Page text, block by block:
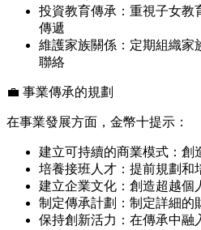
投資教育傳承：重視子女教
傳遞
維護家族關係：定期組織家
聯絡
💼 事業傳承的規劃
在事業發展方面，金幣十提示：
建立可持續的商業模式：創
培養接班人才：提前規劃和
建立企業文化：創造超越個
制定傳承計劃：制定詳細的
保持創新活力：在傳承中融